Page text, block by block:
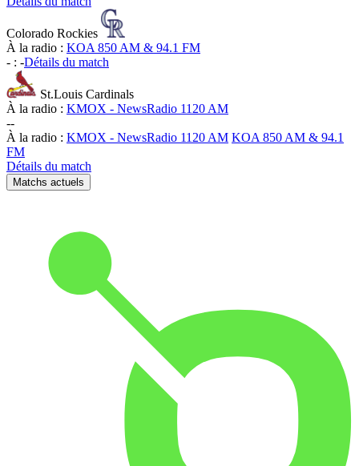
Colorado Rockies
À la radio : KOA 850 AM & 94.1 FM
- : -Détails du match
St.Louis Cardinals
À la radio : KMOX - NewsRadio 1120 AM
--
À la radio : KMOX - NewsRadio 1120 AM KOA 850 AM & 94.1
FM
Détails du match
Matchs actuels